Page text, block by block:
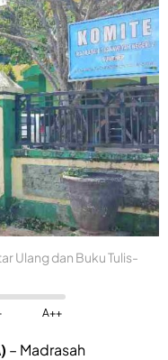
Ulang dan Buku Tulis-
A++
– Madrasah